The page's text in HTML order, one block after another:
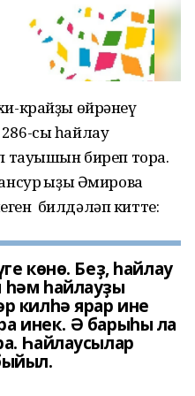
крайҙы өйрәнеү
сы һайлау
тауышын биреп тора.
ҡыҙы Әмирова
билдәләп китте:
кѳнѳ. Беҙ, һайлау
һәм һайлауҙы
килһә ярар ине
инек. Ә барыһы ла
Һайлаусылар